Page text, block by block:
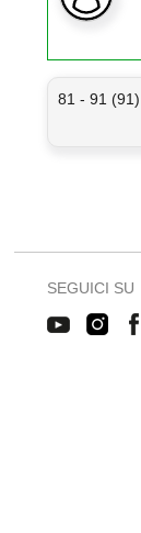
81 - 91 (91)
SEGUICI SU